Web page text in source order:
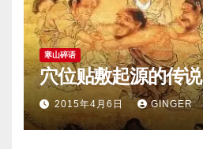
寒山碎语
穴位贴敷起源的传说
2015年4月6日 GINGER